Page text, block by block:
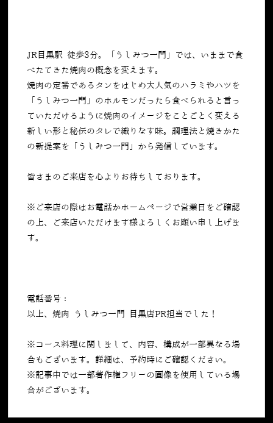
JR目黒駅 徒歩3分。「うしみつ一門」では、いままで食
べたてきた焼肉の概念を変えます。
焼肉の定番であるタンをはじめ大人気のハラミやハツを
「うしみつ一門」のホルモンだったら食べられると言っ
ていただけるように焼肉のイメージをことごとく変える
新しい形と秘伝のタレで織りなす味。調理法と焼きかた
の新提案を「うしみつ一門」から発信しています。
皆さまのご来店を心よりお待ちしております。
※ご来店の際はお電話かホームページで営業日をご確認
の上、ご来店いただけます様よろしくお願い申し上げま
す。
電話番号：
以上、焼肉 うしみつ一門 目黒店PR担当でした！
※コース料理に関しまして、内容、構成が一部異なる場
合もございます。詳細は、予約時にご確認ください。
※記事中では一部著作権フリーの画像を使用している場
合がございます。